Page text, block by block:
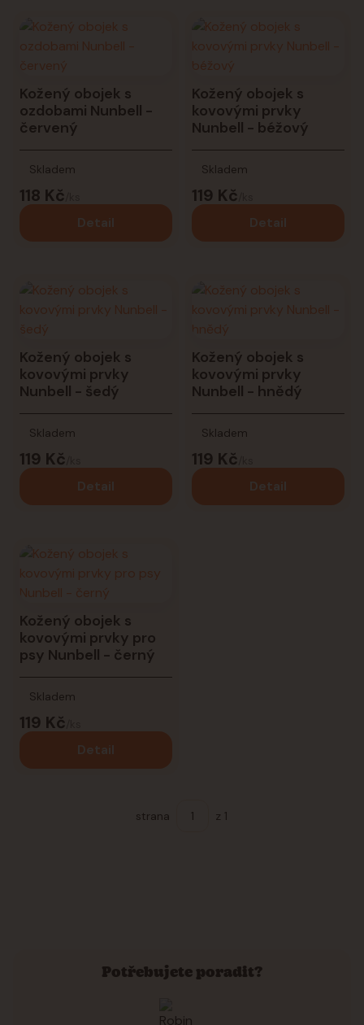
Kožený obojek s
ozdobami Nunbell -
červený
118 Kč
Skladem
Detail
Kožený obojek s
kovovými prvky
Nunbell - béžový
119 Kč
Skladem
Detail
Kožený obojek s
kovovými prvky
Nunbell - šedý
119 Kč
Skladem
Detail
Kožený obojek s
kovovými prvky
Nunbell - hnědý
119 Kč
Skladem
Detail
Kožený obojek s
kovovými prvky pro
psy Nunbell - černý
119 Kč
Skladem
Detail
strana z 1
Potřebujete poradit?